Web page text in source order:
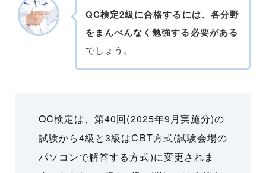
QC検定2級に合格するには、各分野
をまんべんなく勉強する必要がある
でしょう。
QC検定は、第40回(2025年9月実施分)の
試験から4級と3級はCBT方式(試験会場の
パソコンで解答する方式)に変更されま